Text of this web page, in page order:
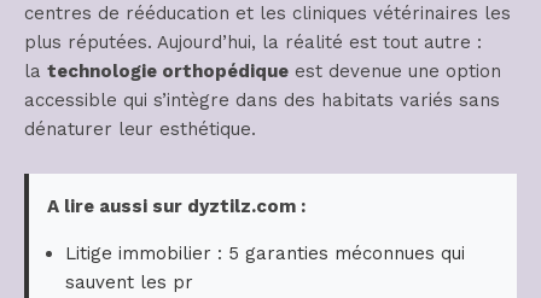
centres de rééducation et les cliniques vétérinaires les
plus réputées. Aujourd’hui, la réalité est tout autre :
la technologie orthopédique est devenue une option
accessible qui s’intègre dans des habitats variés sans
dénaturer leur esthétique.
A lire aussi sur dyztilz.com :
Litige immobilier : 5 garanties méconnues qui
sauvent les pr